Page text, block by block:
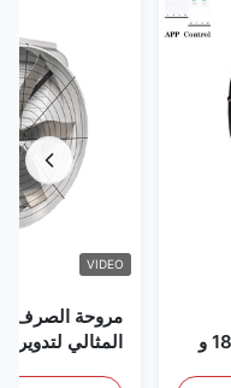
للمروحة مع قطر شفرة 1830mm و
VIDEO
مروحة الصرف
المثالي لتدوير